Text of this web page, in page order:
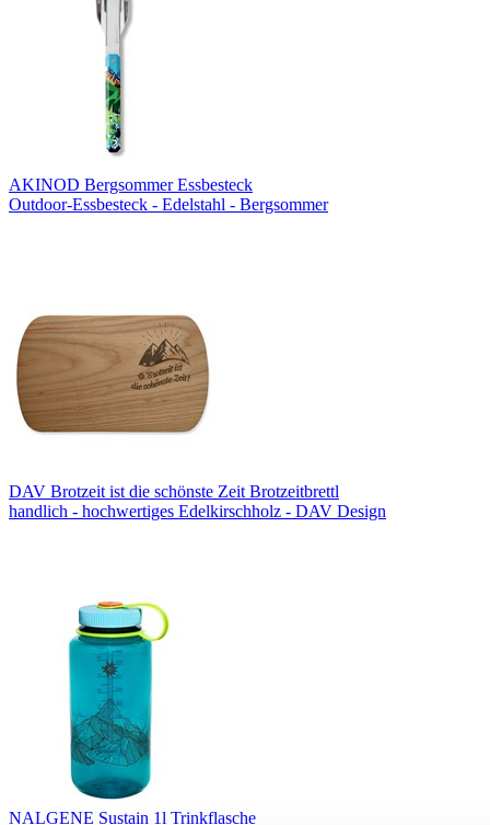
AKINOD Bergsommer Essbesteck
Outdoor-Essbesteck - Edelstahl - Bergsommer
DAV Brotzeit ist die schönste Zeit Brotzeitbrettl
handlich - hochwertiges Edelkirschholz - DAV Design
NALGENE Sustain 1l Trinkflasche